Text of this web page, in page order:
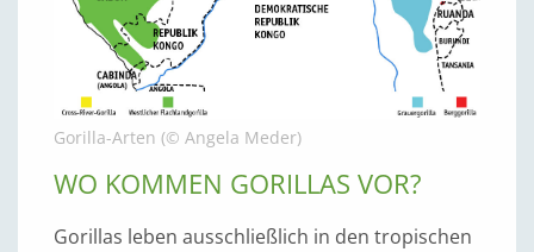
Gorilla-Arten (© Angela Meder)
WO KOMMEN GORILLAS VOR?
Gorillas leben ausschließlich in den tropischen